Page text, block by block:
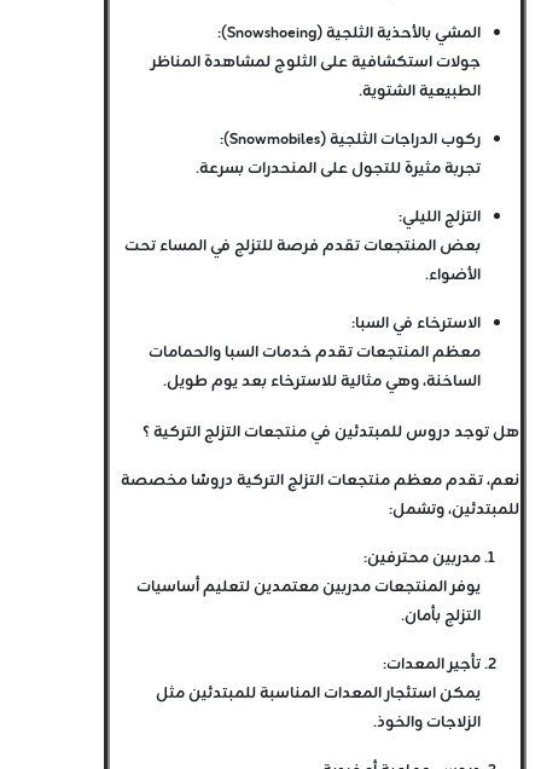
المشي بالأحذية الثلجية (Snowshoeing)
:
جولات استكشافية على الثلوج لمشاهدة المناظر
الطبيعية الشتوية.
ركوب الدراجات الثلجية (Snowmobiles)
:
تجربة مثيرة للتجول على المنحدرات بسرعة.
التزلج الليلي:
بعض المنتجعات تقدم فرصة للتزلج في المساء تحت
الأضواء.
الاسترخاء في السبا:
معظم المنتجعات تقدم خدمات السبا والحمامات
الساخنة، وهي مثالية للاسترخاء بعد يوم طويل.
هل توجد دروس للمبتدئين في منتجعات التزلج التركية ؟
نعم، تقدم معظم منتجعات التزلج التركية دروسًا مخصصة
للمبتدئين، وتشمل:
مدربين محترفين:
يوفر المنتجعات مدربين معتمدين لتعليم أساسيات
التزلج بأمان.
تأجير المعدات:
يمكن استئجار المعدات المناسبة للمبتدئين مثل
الزلاجات والخوذ.